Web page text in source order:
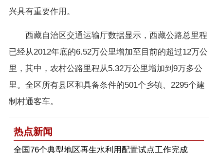
兴具有重要作用。
西藏自治区交通运输厅数据显示，西藏公路总里程
已经从2012年底的6.52万公里增加至目前的超过12万公
里，其中，农村公路里程从5.32万公里增加到9万多公
里。全区所有县区和具备条件的501个乡镇、2295个建
制村通客车。
热点新闻
​全国76个典型地区再生水利用配置试点工作完成